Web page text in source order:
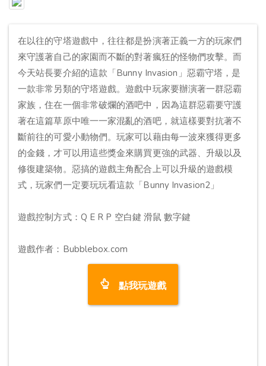
在以往的守塔遊戲中，往往都是扮演著正義一方的玩家們
來守護著自己的家園而不斷的對著瘋狂的怪物們攻擊。而
今天站長要介紹的這款「Bunny Invasion」惡霸守塔，是
一款非常另類的守塔遊戲。遊戲中玩家要辦演著一群惡霸
家族，住在一個非常破爛的酒吧中，因為這群惡霸要守護
著在這篇草原中唯一一家混亂的酒吧，就這樣要對抗著不
斷前往的可愛小動物們。玩家可以藉由每一波來獲得更多
的金錢，才可以用這些獎金來購買更強的武器、升級以及
修復建築物。惡搞的遊戲主角配合上可以升級的遊戲模
式，玩家們一定要玩玩看這款「Bunny Invasion2」
遊戲控制方式：Q E R P 空白鍵 滑鼠 數字鍵
遊戲作者：Bubblebox.com
點我玩遊戲